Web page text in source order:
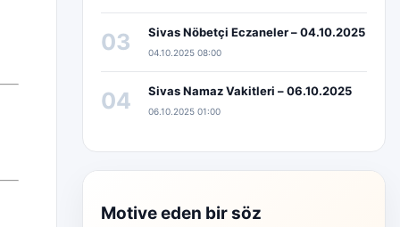
03 Sivas Nöbetçi Eczaneler – 04.10.2025
04.10.2025 08:00
04 Sivas Namaz Vakitleri – 06.10.2025
06.10.2025 01:00
Motive eden bir söz